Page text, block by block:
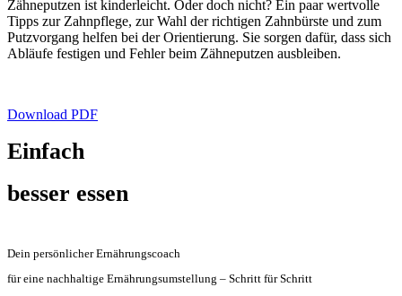
Zähneputzen ist kinderleicht. Oder doch nicht? Ein paar wertvolle
Tipps zur Zahnpflege, zur Wahl der richtigen Zahnbürste und zum
Putzvorgang helfen bei der Orientierung. Sie sorgen dafür, dass sich
Abläufe festigen und Fehler beim Zähneputzen ausbleiben.
Download PDF
Einfach
besser essen
Dein persönlicher Ernährungscoach
für eine nachhaltige Ernährungsumstellung – Schritt für Schritt